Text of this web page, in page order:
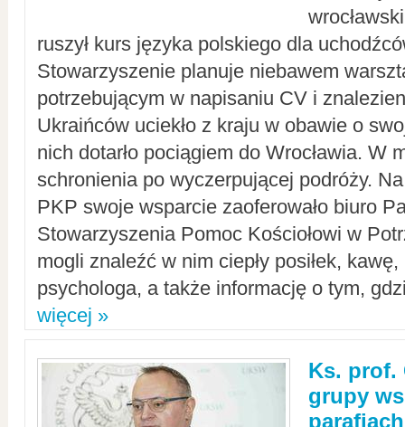
ruszył kurs języka polskiego dla
Stowarzyszenie planuje niebawem
potrzebującym w napisaniu CV i
Ukraińców uciekło z kraju w obawie o
nich dotarło pociągiem do Wrocławia. W
schronienia po wyczerpującej podróży.
PKP swoje wsparcie zaoferowało biuro
Stowarzyszenia Pomoc Kościołowi w
mogli znaleźć w nim ciepły posiłek,
psychologa, a także informację o tym,
więcej »
Ks. prof.
grupy
parafiach